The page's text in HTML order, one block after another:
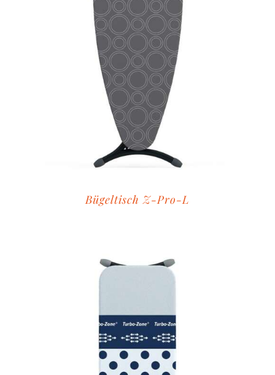
Bügeltisch Z-Pro-L